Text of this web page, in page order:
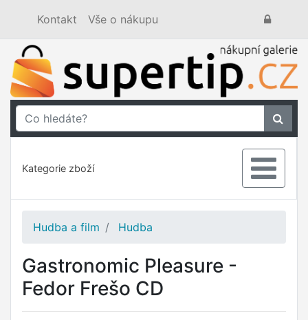
Kontakt Vše o nákupu
Kategorie zboží
Hudba a film Hudba
Gastronomic Pleasure -
Fedor Frešo CD